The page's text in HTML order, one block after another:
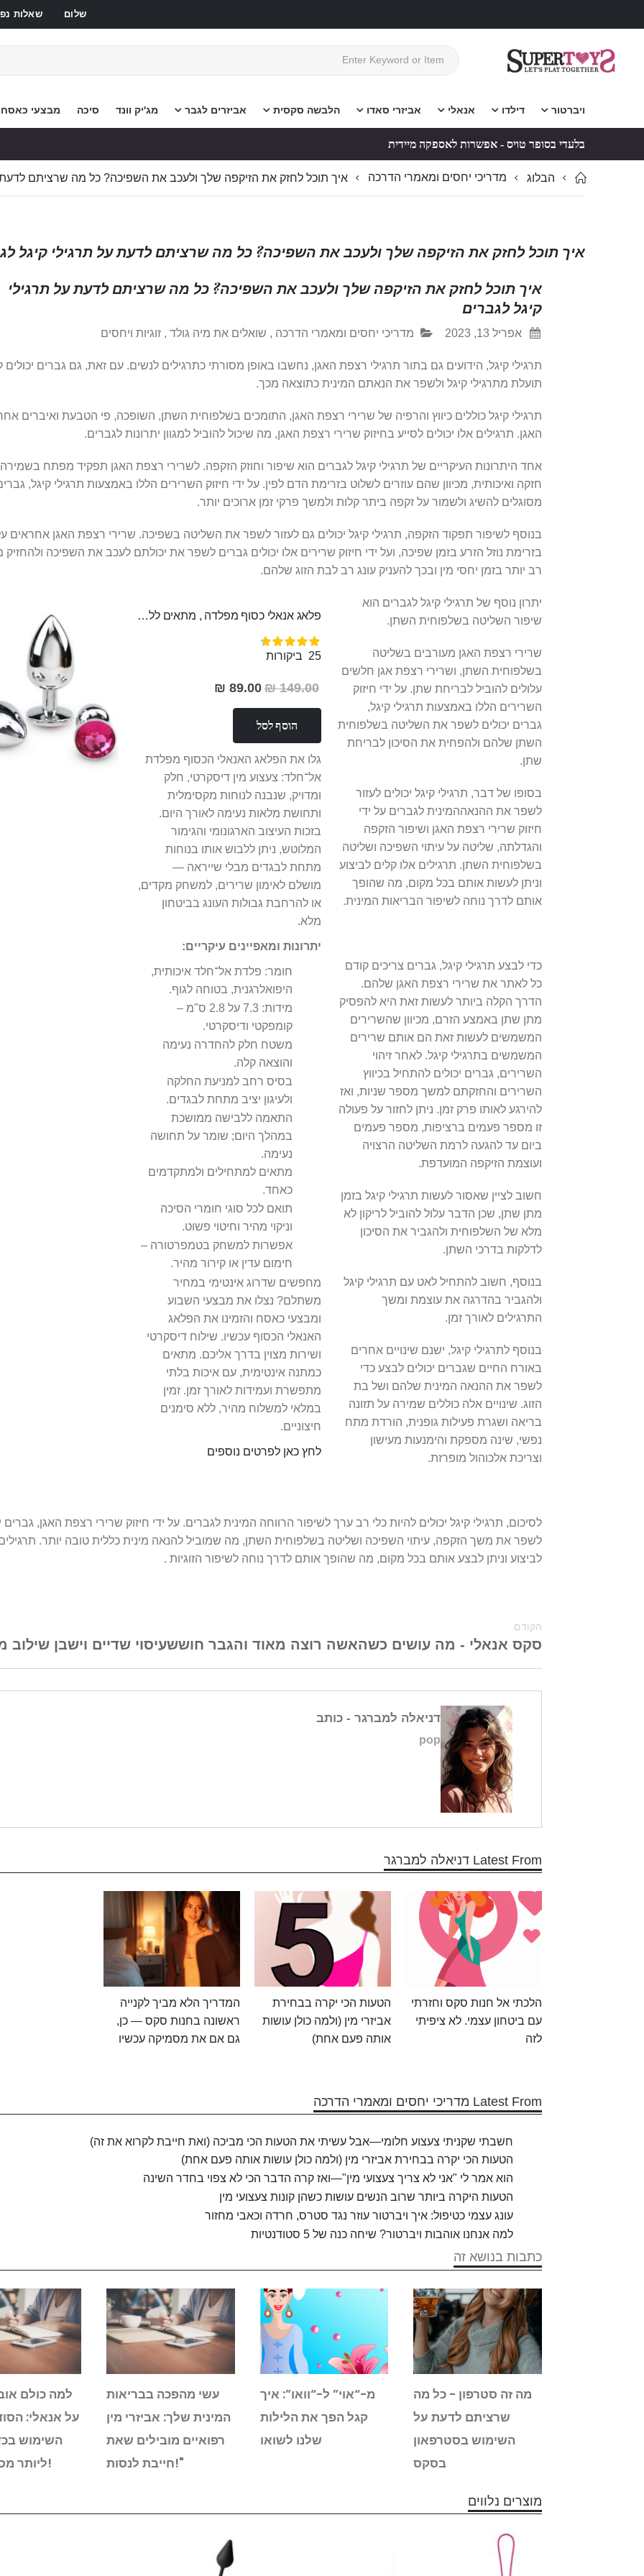
שלום שאלות
ויברטור דילדו אנאלי אביזרי סאדו הלבשה סקסית אביזרים לגבר מג'יק וונד סיכה מבצעי כאסח
בלעדי בסופר טויס - אפשרות לאספקה מיידית
הבלוג מדריכי יחסים ומאמרי הדרכה איך תוכל לחזק את הזיקפה שלך ולעכב את השפיכה? כל מה שרציתם לדעת
איך תוכל לחזק את הזיקפה שלך ולעכב את השפיכה? כל מה שרציתם לדעת על תרגילי קיגל
איך תוכל לחזק את הזיקפה שלך ולעכב את השפיכה? כל מה שרציתם לדעת על תרגילי
קיגל לגברים
אפריל 13, 2023 מדריכי יחסים ומאמרי הדרכה , שואלים את מיה גולד ,זוגיות ויחסים
תרגילי קיגל, הידועים גם בתור תרגילי רצפת האגן, נחשבו באופן מסורתי כתרגילים לנשים. עם זאת, גם גברים יכולים
תועלת מתרגילי קיגל ולשפר את הנאתם המינית כתוצאה מכך.
תרגילי קיגל כוללים כיווץ והרפיה של שרירי רצפת האגן, התומכים בשלפוחית השתן, השופכה, פי הטבעת ואיברים
האגן. תרגילים אלו יכולים לסייע בחיזוק שרירי רצפת האגן, מה שיכול להוביל למגוון יתרונות לגברים.
אחד היתרונות העיקריים של תרגילי קיגל לגברים הוא שיפור וחוזק הזקפה. לשרירי רצפת האגן תפקיד מפתח
חזקה ואיכותית, מכיוון שהם עוזרים לשלוט בזרימת הדם לפין. על ידי חיזוק השרירים הללו באמצעות תרגילי קיגל,
מסוגלים להשיג ולשמור על זקפה ביתר קלות ולמשך פרקי זמן ארוכים יותר.
בנוסף לשיפור תפקוד הזקפה, תרגילי קיגל יכולים גם לעזור לשפר את השליטה בשפיכה. שרירי רצפת האגן אחראים
בזרימת נוזל הזרע בזמן שפיכה, ועל ידי חיזוק שרירים אלו יכולים גברים לשפר את יכולתם לעכב את השפיכה ולהחזיק
רב יותר בזמן יחסי מין ובכך להעניק עונג רב לבת הזוג שלהם.
פלאג אנאלי כסוף מפלדה , מתאים ללבישה מתחת לבגדים, בגודל 7.3 על 2.8 ס"מ
דירוג:
97%
25 ביקורות
149.00 ₪
מחיר
מבצע
89.00 ₪
הוסף לסל
גלו את הפלאג האנאלי הכסוף מפלדת
אל־חלד: צעצוע מין דיסקרטי, חלק
ומדויק, שנבנה לנוחות מקסימלית
ותחושת מלאות נעימה לאורך היום.
בזכות העיצוב הארגונומי והגימור
המלוטש, ניתן ללבוש אותו בנוחות
מתחת לבגדים מבלי שייראה —
מושלם לאימון שרירים, למשחק מקדים,
או להרחבת גבולות העונג בביטחון
מלא.
יתרונות ומאפיינים עיקריים:
חומר: פלדת אל־חלד איכותית,
היפואלרגנית, בטוחה לגוף.
מידות: 7.3 על 2.8 ס"מ –
קומפקטי ודיסקרטי.
משטח חלק להחדרה נעימה
והוצאה קלה.
בסיס רחב למניעת החלקה
ולעיגון יציב מתחת לבגדים.
התאמה ללבישה ממושכת
במהלך היום; שומר על תחושה
נעימה.
מתאים למתחילים ולמתקדמים
כאחד.
תואם לכל סוגי חומרי הסיכה
וניקוי מהיר וחיטוי פשוט.
אפשרות למשחק בטמפרטורה –
חימום עדין או קירור מהיר.
מחפשים שדרוג אינטימי במחיר
משתלם? נצלו את מבצעי השבוע
ומבצעי כאסח והזמינו את הפלאג
האנאלי הכסוף עכשיו. שילוח דיסקרטי
ושירות מצוין בדרך אליכם. מתאים
כמתנה אינטימית, עם איכות בלתי
מתפשרת ועמידות לאורך זמן. זמין
במלאי למשלוח מהיר, ללא סימנים
חיצוניים.
לחץ כאן לפרטים נוספים
יתרון נוסף של תרגילי קיגל לגברים הוא
שיפור השליטה בשלפוחית השתן.
שרירי רצפת האגן מעורבים בשליטה
בשלפוחית השתן, ושרירי רצפת אגן חלשים
עלולים להוביל לבריחת שתן. על ידי חיזוק
השרירים הללו באמצעות תרגילי קיגל,
גברים יכולים לשפר את השליטה בשלפוחית
השתן שלהם ולהפחית את הסיכון לבריחת
שתן.
בסופו של דבר, תרגילי קיגל יכולים לעזור
לשפר את ההנאההמינית לגברים על ידי
חיזוק שרירי רצפת האגן ושיפור הזקפה
והגדלתה, שליטה על עיתוי השפיכה ושליטה
בשלפוחית השתן. תרגילים אלו קלים לביצוע
וניתן לעשות אותם בכל מקום, מה שהופך
אותם לדרך נוחה לשיפור הבריאות המינית.
כדי לבצע תרגילי קיגל, גברים צריכים קודם
כל לאתר את שרירי רצפת האגן שלהם.
הדרך הקלה ביותר לעשות זאת היא להפסיק
מתן שתן באמצע הזרם, מכיוון שהשרירים
המשמשים לעשות זאת הם אותם שרירים
המשמשים בתרגילי קיגל. לאחר זיהוי
השרירים, גברים יכולים להתחיל בכיווץ
השרירים והחזקתם למשך מספר שניות, ואז
להירגע לאותו פרק זמן. ניתן לחזור על פעולה
זו מספר פעמים ברציפות, מספר פעמים
ביום עד להגעה לרמת השליטה הרצויה
ועוצמת הזיקפה המועדפת.
חשוב לציין שאסור לעשות תרגילי קיגל בזמן
מתן שתן, שכן הדבר עלול להוביל לריקון לא
מלא של השלפוחית ולהגביר את הסיכון
לדלקות בדרכי השתן.
בנוסף, חשוב להתחיל לאט עם תרגילי קיגל
ולהגביר בהדרגה את עוצמת ומשך
התרגילים לאורך זמן.
בנוסף לתרגילי קיגל, ישנם שינויים אחרים
באורח החיים שגברים יכולים לבצע כדי
לשפר את ההנאה המינית שלהם ושל בת
הזוג. שינויים אלה כוללים שמירה על תזונה
בריאה ושגרת פעילות גופנית, הורדת מתח
נפשי, שינה מספקת והימנעות מעישון
וצריכת אלכוהול מופרזת.
לסיכום, תרגילי קיגל יכולים להיות כלי רב ערך לשיפור הרווחה המינית לגברים. על ידי חיזוק שרירי רצפת האגן, גברים
לשפר את משך הזקפה, עיתוי השפיכה ושליטה בשלפוחית השתן, מה שמוביל להנאה מינית כללית טובה יותר.
לביצוע וניתן לבצע אותם בכל מקום, מה שהופך אותם לדרך נוחה לשיפור הזוגיות .
הקודם
סקס אנאלי - מה עושים כשהאשה רוצה מאוד והגבר חוששעיסוי שדיים וישבן שילוב
דניאלה למברגר - כותב
pop
Latest From דניאלה למברגר
הלכתי אל חנות סקס וחזרתי
עם ביטחון עצמי. לא ציפיתי
לזה
הטעות הכי יקרה בבחירת
אביזרי מין (ולמה כולן עושות
אותה פעם אחת)
המדריך הלא מביך לקנייה
ראשונה בחנות סקס — כן,
גם אם את מסמיקה עכשיו
Latest From מדריכי יחסים ומאמרי הדרכה
חשבתי שקניתי צעצוע חלומי—אבל עשיתי את הטעות הכי מביכה (ואת חייבת לקרוא את זה)
הטעות הכי יקרה בבחירת אביזרי מין (ולמה כולן עושות אותה פעם אחת)
הוא אמר לי "אני לא צריך צעצועי מין"—ואז קרה הדבר הכי לא צפוי בחדר השינה
הטעות היקרה ביותר שרוב הנשים עושות כשהן קונות צעצועי מין
עונג עצמי כטיפול: איך ויברטור עוזר נגד סטרס, חרדה וכאבי מחזור
למה אנחנו אוהבות ויברטור? שיחה כנה של 5 סטודנטיות
כתבות בנושא זה
למה כולם
על אנאלי:
השימוש
ליותר מסתם קיגל!
עשי מהפכה בבריאות
המינית שלך: אביזרי מין
רפואיים מובילים שאת
חייבת לנסות!"
מ-“אוי” ל-“וואו”: איך
קגל הפך את הלילות
שלנו לשואו
מה זה סטרפון - כל מה
שרציתם לדעת על
השימוש בסטרפאון
בסקס
מוצרים נלווים